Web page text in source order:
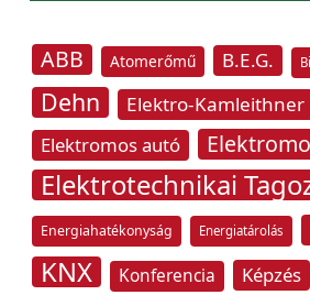
ABB Atomerőmű B.E.G.
Dehn
Elektro-Kamleithner
Elektromos autó
Elektrotechnikai
Energiahatékonyság Energiatárolás
KNX Konferencia Képzés